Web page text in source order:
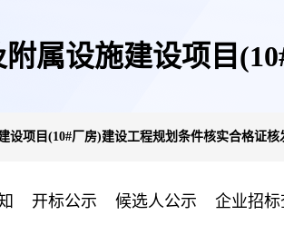
属设施建设项目
设项目(10#厂房)建设工程规划条件核实合格证核
开标公示 候选人公示 企业招标